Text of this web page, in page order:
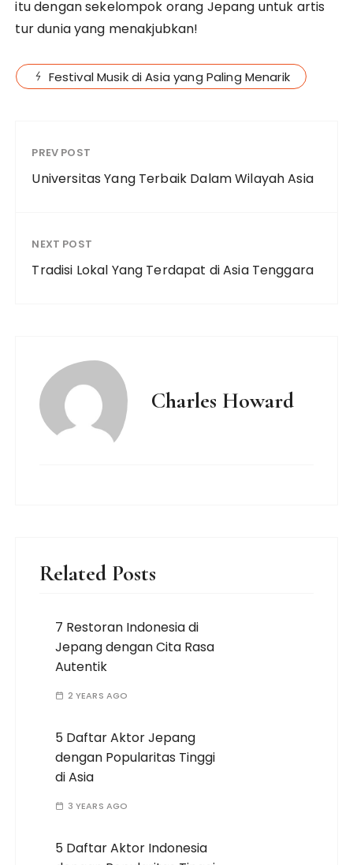
itu dengan sekelompok orang Jepang untuk artis
tur dunia yang menakjubkan!
Festival Musik di Asia yang Paling Menarik
PREV POST
Universitas Yang Terbaik Dalam Wilayah Asia
NEXT POST
Tradisi Lokal Yang Terdapat di Asia Tenggara
Charles Howard
Related Posts
7 Restoran Indonesia di
Jepang dengan Cita Rasa
Autentik
2 YEARS AGO
5 Daftar Aktor Jepang
dengan Popularitas Tinggi
di Asia
3 YEARS AGO
5 Daftar Aktor Indonesia